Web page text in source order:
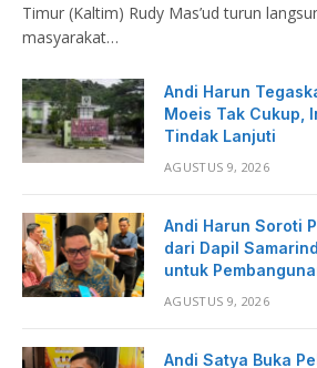
Timur (Kaltim) Rudy Mas’ud turun
masyarakat…
Andi Harun
Moeis Tak Cukup,
Tindak Lanjuti
AGUSTUS 9, 2026
Andi Harun Soroti
dari Dapil
untuk
AGUSTUS 9, 2026
Andi Satya Buka